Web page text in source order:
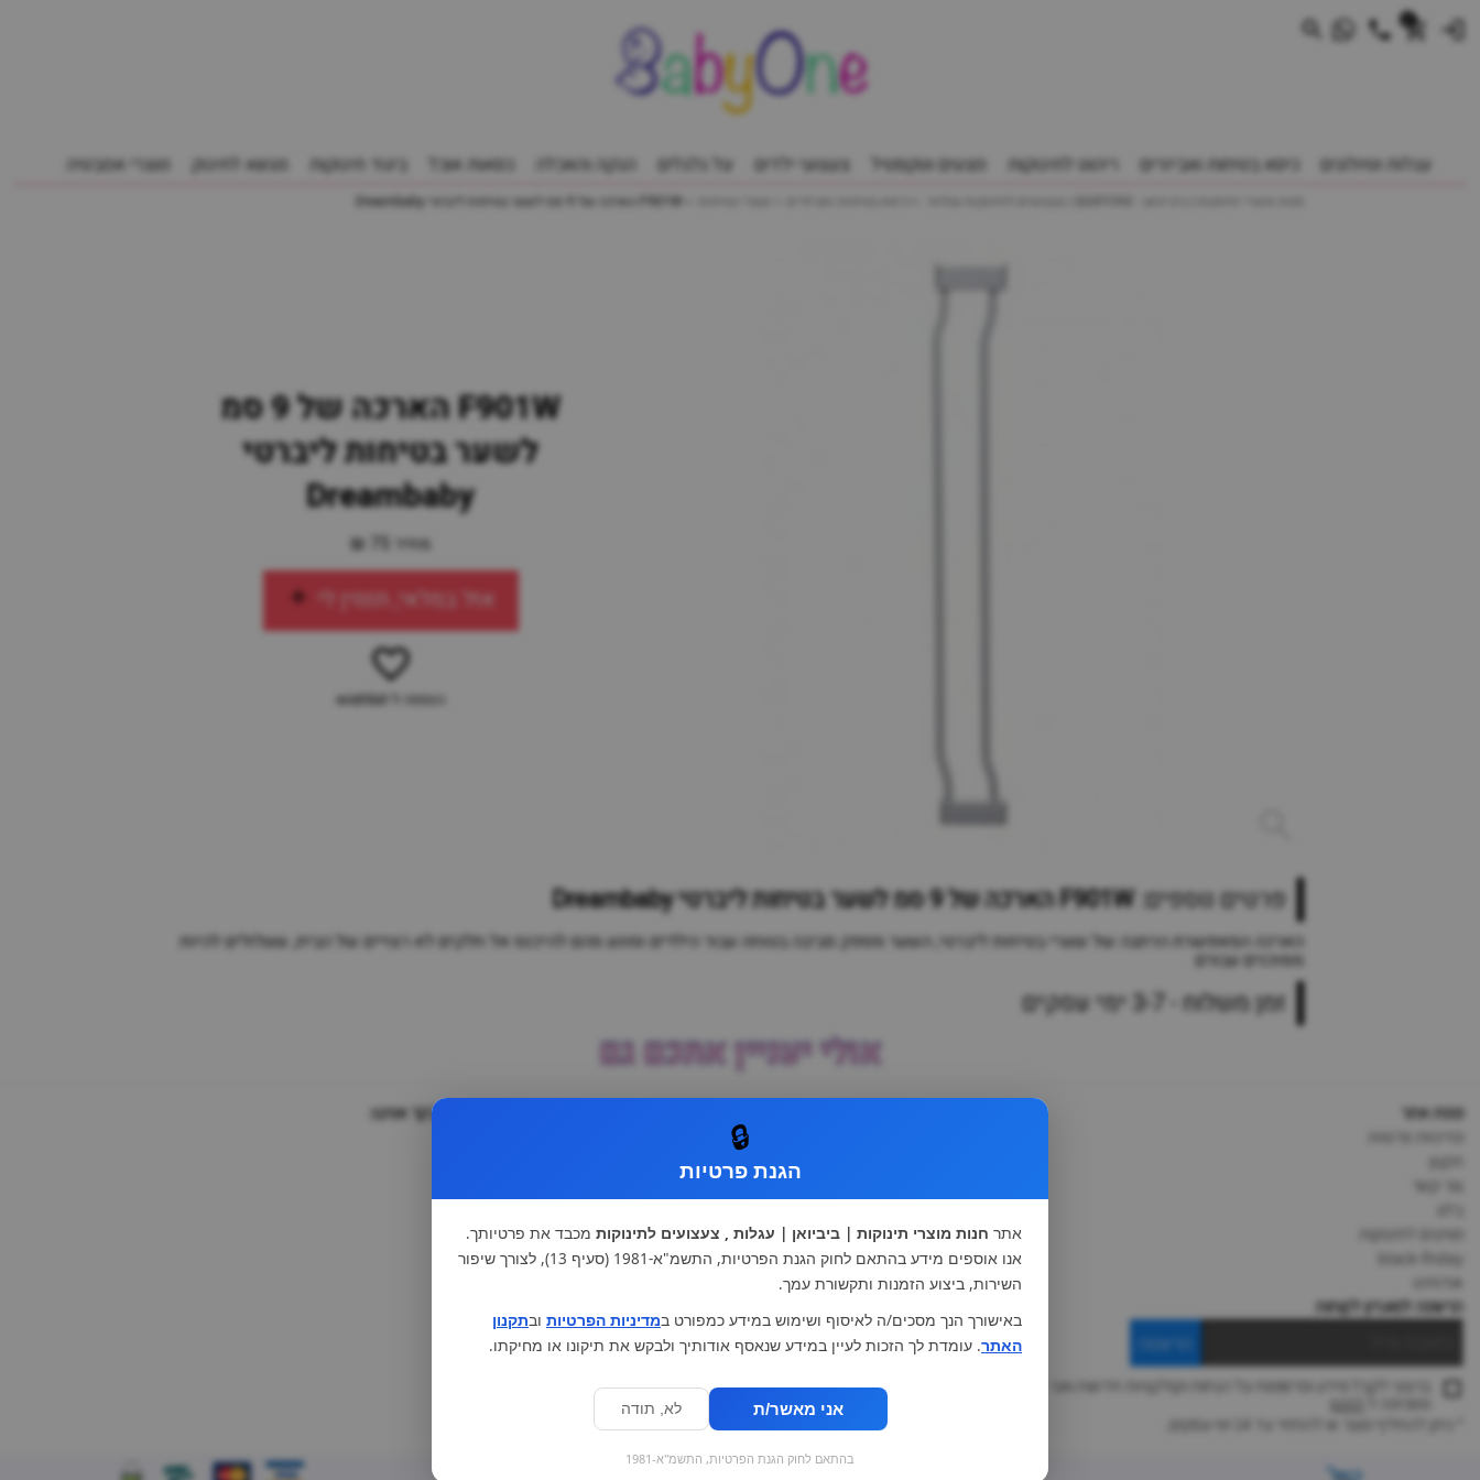
0
עגלות וטיולונים כיסא בטיחות ואביזרים ריהוט לתינוקות מצעים וטקסטיל צעצועי ילדים על גלגלים הנקה והאכלה כסאות אוכל ביגוד תינוקות מנשא לתינוק מוצרי אמבטיה
F901W הארכה של 9 סמ לשער בטיחות ליברטי Dreambaby
F901W הארכה של 9 סמ
לשער בטיחות ליברטי
Dreambaby
מחיר 75 ₪
אזל במלאי, תזמין לי
הוספה ל-wishlist
פרטים נוספים:F901W הארכה של 9 סמ לשער בטיחות ליברטי Dreambaby
הארכה המאפשרת הרחבה של שערי בטיחות ליברטי, השער מספק סביבה בטוחה עבור הילדים ומונע מהם להיכנס אל חלקים לא רצויים של הבית, שעלולים להיות
מסוכנים עבורם
זמן משלוח - 3-7 ימי עסקים
אולי יעניין אתכם גם
מפת אתר
צור קשר
מותגים לתינוקות
black-friday
אודותינו
הרשמה למועדון לקוחות
הרשמה
ברצוני לקבל מידע ופרסומות על הנחות וקולקציות חדשות ואני
תקנון
כיסא בטיחות ואביזרים
ריהוט לתינוקות
מצעים למיטת תינוק וטקסטיל
צעצועי ילדים
על גלגלים
הנקה והאכלה
כסאות אוכל
בגדי תינוקות
מוזמנים לבקר אותנו:
🔒
הגנת פרטיות
אתר חנות מוצרי תינוקות | ביביואן | עגלות , צעצועים לתינוקות מכבד את פרטיותך.
אנו אוספים מידע בהתאם לחוק הגנת הפרטיות, התשמ"א-1981 (סעיף 13), לצורך שיפור
השירות, ביצוע הזמנות ותקשורת עמך.
באישורך הנך מסכים/ה לאיסוף ושימוש במידע כמפורט במדיניות הפרטיות ובתקנון
האתר. עומדת לך הזכות לעיין במידע שנאסף אודותיך ולבקש את תיקונו או מחיקתו.
אני מאשר/ת לא, תודה
בהתאם לחוק הגנת הפרטיות, התשמ"א-1981